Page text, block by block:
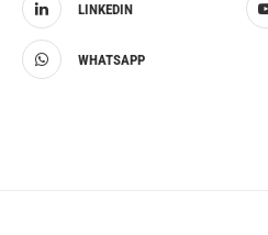
LINKEDIN
WHATSAPP